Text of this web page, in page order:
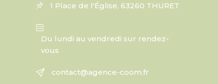
1 Place de l'Église, 63260 THURET
Du lundi au vendredi sur rendez-
vous
contact@agence-coom.fr